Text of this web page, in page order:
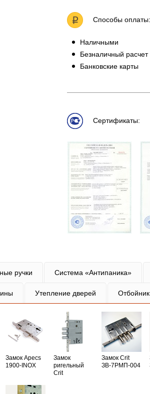
Способы оплаты:
Наличными
Безналичный расчет
Банковские карты
Сертификаты:
ручки Система «Антипаника»
Утепление дверей
Замок Apecs
1900-INOX
Замок
ригельный
Crit
Замок Crit
ЗВ-7РМП-004